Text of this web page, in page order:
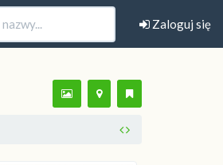
Zaloguj się